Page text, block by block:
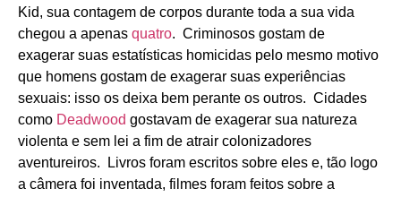
Kid, sua contagem de corpos durante toda a sua vida
chegou a apenas quatro. Criminosos gostam de
exagerar suas estatísticas homicidas pelo mesmo motivo
que homens gostam de exagerar suas experiências
sexuais: isso os deixa bem perante os outros. Cidades
como Deadwood gostavam de exagerar sua natureza
violenta e sem lei a fim de atrair colonizadores
aventureiros. Livros foram escritos sobre eles e, tão logo
a câmera foi inventada, filmes foram feitos sobre a